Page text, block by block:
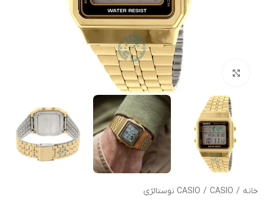
بزرگنمایی تصویر
خانه /
CASIO / CASIO نوستالژی